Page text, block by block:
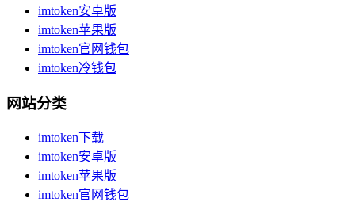
imtoken安卓版
imtoken苹果版
imtoken官网钱包
imtoken冷钱包
网站分类
imtoken下载
imtoken安卓版
imtoken苹果版
imtoken官网钱包